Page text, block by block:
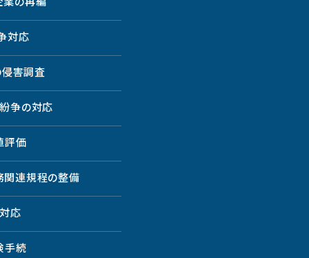
対応
侵害調査
争の対応
評価
連規程の整備
応
手続